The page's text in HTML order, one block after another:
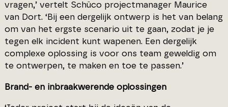
vragen,’ vertelt Schüco projectmanager Maurice
van Dort. ‘Bij een dergelijk ontwerp is het van belang
om van het ergste scenario uit te gaan, zodat je je
tegen elk incident kunt wapenen. Een dergelijk
complexe oplossing is voor ons team geweldig om
te ontwerpen, te maken en toe te passen.’
Brand- en inbraakwerende oplossingen